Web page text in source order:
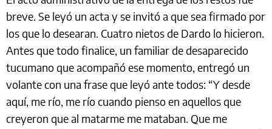
breve. Se leyó un acta y se invitó a que sea firmado por
los que lo desearan. Cuatro nietos de Dardo lo hicieron.
Antes que todo finalice, un familiar de desaparecido
tucumano que acompañó ese momento, entregó un
volante con una frase que leyó ante todos: “Y desde
aquí, me río, me río cuando pienso en aquellos que
creyeron que al matarme me mataban. Que me